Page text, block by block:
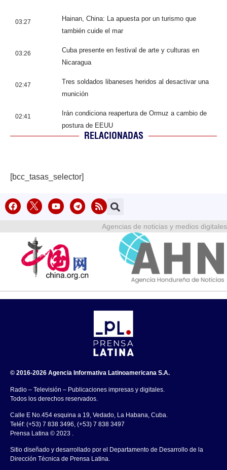
03:27
Hainan, China: La apuesta por un turismo que
también cuide el mar
03:26
Cuba presente en festival de arte y culturas en
Nicaragua
02:47
Tres soldados libaneses heridos al desactivar una
munición
02:41
Irán condiciona reapertura de Ormuz a cambio de
postura de EEUU
RELACIONADAS
[bcc_tasas_selector]
Agencias de noticias y medios digitales
© 2016-2026 Agencia Informativa Latinoamericana S.A.
Radio – Televisión – Publicaciones impresas y digitales.
Todos los derechos reservados.
Calle E No.454 esquina a 19, Vedado, La Habana, Cuba.
Teléf: (+53) 7 838 3496, (+53) 7 838 3497
Prensa Latina © 2023 .
Sitio diseñado y desarrollado por el Departamento de Desarrollo de la
Dirección Técnica de Prensa Latina.